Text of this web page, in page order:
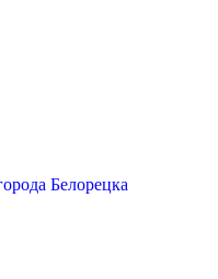
Белорецка